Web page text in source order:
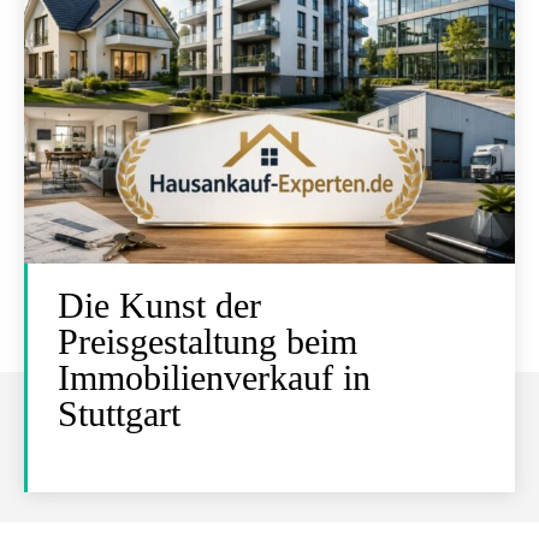
Die Kunst der
Preisgestaltung beim
Immobilienverkauf in
Stuttgart